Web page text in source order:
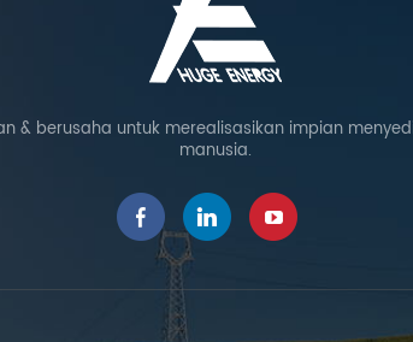
& berusaha untuk merealisasikan impian
manusia.